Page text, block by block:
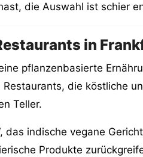
die Auswahl ist schier
in
pflanzenbasierte
die köstliche
Teller.
das indische vegane
Produkte